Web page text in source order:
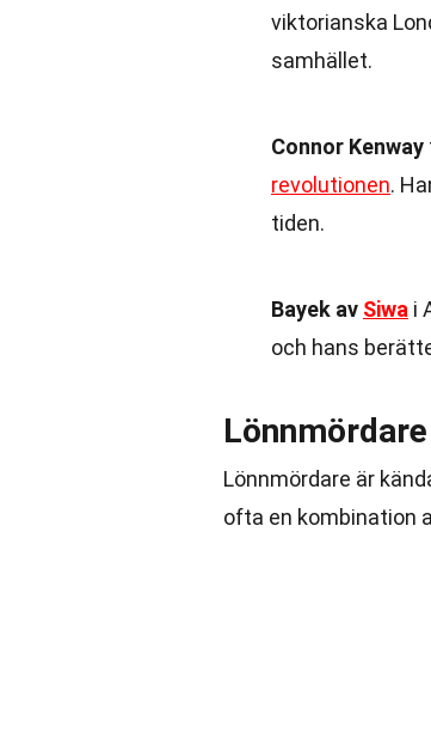
viktorianska
samhället.
Connor Kenway
revolutionen.
tiden.
Bayek av Siwa i
och hans
Lönnmördare är
ofta en kombination